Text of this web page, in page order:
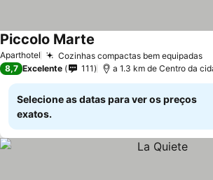
Aparthotel Cozinhas compactas bem equipadas
Piccolo Marte
8,7 Excelente 111 a 1.3 km de Centro da
Selecione as datas para ver os preços
exatos.